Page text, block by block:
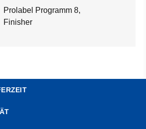
Prolabel Programm 8,
Finisher